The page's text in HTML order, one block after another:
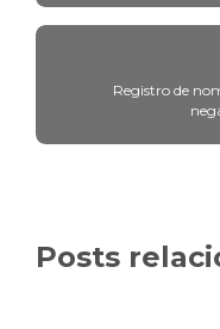
Registro de
Posts